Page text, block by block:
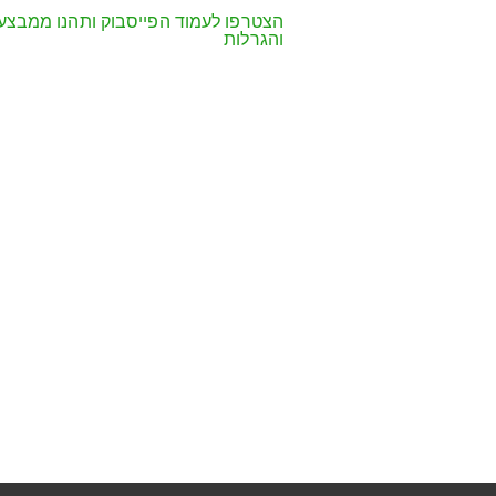
הצטרפו לעמוד הפייסבוק ותהנו
והגרלות